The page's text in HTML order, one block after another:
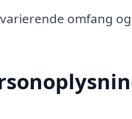
omfang